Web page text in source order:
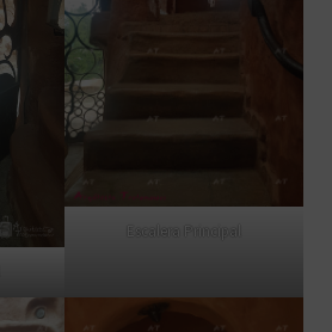
Escalera Principal